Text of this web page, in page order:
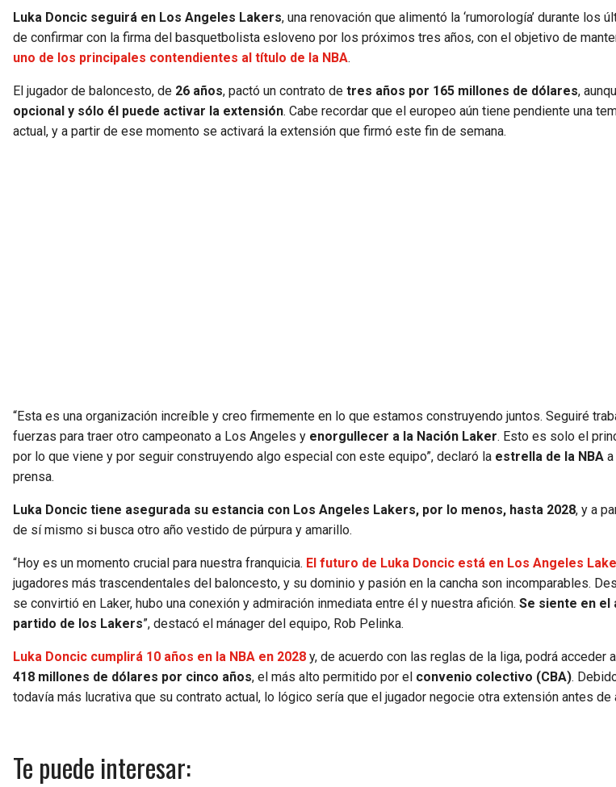
Luka Doncic seguirá en Los Angeles Lakers, una renovación que alimentó la ‘rumorología’ durante los
de confirmar con la firma del basquetbolista esloveno por los próximos tres años, con el objetivo de
uno de los principales contendientes al título de la NBA.
El jugador de baloncesto, de 26 años, pactó un contrato de tres años por 165 millones de dólares,
opcional y sólo él puede activar la extensión. Cabe recordar que el europeo aún tiene pendiente una
actual, y a partir de ese momento se activará la extensión que firmó este fin de semana.
“Esta es una organización increíble y creo firmemente en lo que estamos construyendo juntos. Seguiré
fuerzas para traer otro campeonato a Los Angeles y enorgullecer a la Nación Laker. Esto es solo el
por lo que viene y por seguir construyendo algo especial con este equipo”, declaró la estrella de la NBA
prensa.
Luka Doncic tiene asegurada su estancia con Los Angeles Lakers, por lo menos, hasta 2028, y a
de sí mismo si busca otro año vestido de púrpura y amarillo.
“Hoy es un momento crucial para nuestra franquicia. El futuro de Luka Doncic está en Los Angeles
jugadores más trascendentales del baloncesto, y su dominio y pasión en la cancha son incomparables.
se convirtió en Laker, hubo una conexión y admiración inmediata entre él y nuestra afición. Se siente en el
partido de los Lakers”, destacó el mánager del equipo, Rob Pelinka.
Luka Doncic cumplirá 10 años en la NBA en 2028 y, de acuerdo con las reglas de la liga, podrá acceder
418 millones de dólares por cinco años, el más alto permitido por el convenio colectivo (CBA).
todavía más lucrativa que su contrato actual, lo lógico sería que el jugador negocie otra extensión antes de
Te puede interesar: